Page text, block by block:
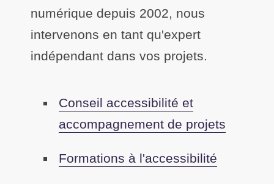
numérique depuis 2002, nous
intervenons en tant qu'expert
indépendant dans vos projets.
Conseil accessibilité et
accompagnement de projets
Formations à l'accessibilité